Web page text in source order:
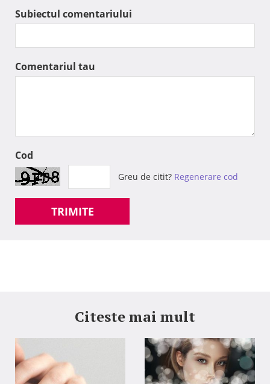
Subiectul comentariului
Comentariul tau
Cod
Greu de citit? Regenerare cod
TRIMITE
Citeste mai mult